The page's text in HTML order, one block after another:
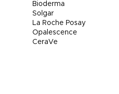
Bioderma
Solgar
La Roche Posay
Opalescence
CeraVe